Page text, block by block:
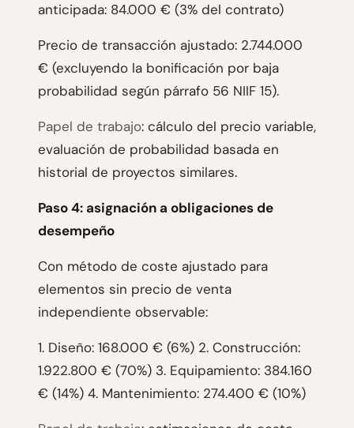
anticipada: 84.000 € (3% del contrato)
Precio de transacción ajustado: 2.744.000
€ (excluyendo la bonificación por baja
probabilidad según párrafo 56 NIIF 15).
Papel de trabajo: cálculo del precio variable,
evaluación de probabilidad basada en
historial de proyectos similares.
Paso 4: asignación a obligaciones de
desempeño
Con método de coste ajustado para
elementos sin precio de venta
independiente observable:
1. Diseño: 168.000 € (6%) 2. Construcción:
1.922.800 € (70%) 3. Equipamiento: 384.160
€ (14%) 4. Mantenimiento: 274.400 € (10%)